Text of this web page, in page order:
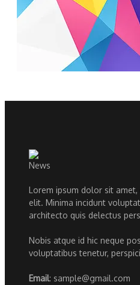
Lorem ipsum dolor sit
elit. Minima incidunt
architecto quis delectus
Nobis atque id hic neque
voluptatibus tenetur,
Email: sample@gmail.com